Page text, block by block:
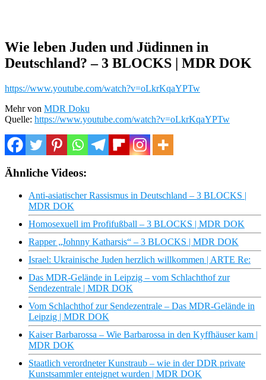
Wie leben Juden und Jüdinnen in
Deutschland? – 3 BLOCKS | MDR DOK
https://www.youtube.com/watch?v=oLkrKqaYPTw
Mehr von MDR Doku
Quelle: https://www.youtube.com/watch?v=oLkrKqaYPTw
Ähnliche Videos:
Anti-asiatischer Rassismus in Deutschland – 3 BLOCKS |
MDR DOK
Homosexuell im Profifußball – 3 BLOCKS | MDR DOK
Rapper „Johnny Katharsis“ – 3 BLOCKS | MDR DOK
Israel: Ukrainische Juden herzlich willkommen | ARTE Re:
Das MDR-Gelände in Leipzig – vom Schlachthof zur
Sendezentrale | MDR DOK
Vom Schlachthof zur Sendezentrale – Das MDR-Gelände in
Leipzig | MDR DOK
Kaiser Barbarossa – Wie Barbarossa in den Kyffhäuser kam |
MDR DOK
Staatlich verordneter Kunstraub – wie in der DDR private
Kunstsammler enteignet wurden | MDR DOK